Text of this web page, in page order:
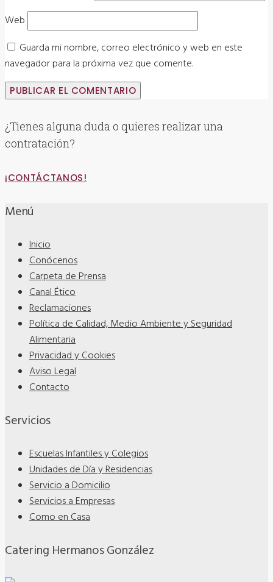
Web
Guarda mi nombre, correo electrónico y web en este
navegador para la próxima vez que comente.
¿Tienes alguna duda o quieres realizar una
contratación?
¡CONTÁCTANOS!
Menú
Inicio
Conócenos
Carpeta de Prensa
Canal Ético
Reclamaciones
Política de Calidad, Medio Ambiente y Seguridad
Alimentaria
Privacidad y Cookies
Aviso Legal
Contacto
Servicios
Escuelas Infantiles y Colegios
Unidades de Día y Residencias
Servicio a Domicilio
Servicios a Empresas
Como en Casa
Catering Hermanos González